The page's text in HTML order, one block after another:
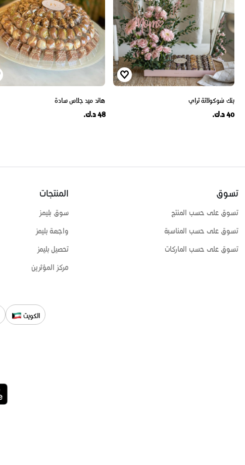
بنك شوكولاتة تراي
40 د.ك.
هاند ميد جلاس سادة
48 د.ك.
تسوق
تسوق على حسب المنتج
تسوق على حسب المناسبة
تسوق على حسب الماركات
المنتجات
سوق بليمز
واجهة بليمز
تحصيل بليمز
مركز المؤثرين
الكويت